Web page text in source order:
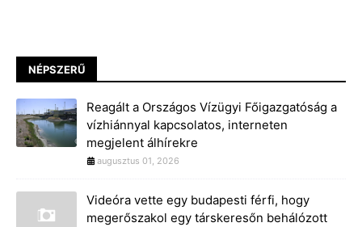
NÉPSZERŰ
Reagált a Országos Vízügyi Főigazgatóság a
vízhiánnyal kapcsolatos, interneten
megjelent álhírekre
augusztus 01, 2026
Videóra vette egy budapesti férfi, hogy
megerőszakol egy társkeresőn behálózott